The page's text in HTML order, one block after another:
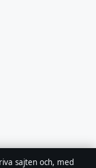
sajten och, med